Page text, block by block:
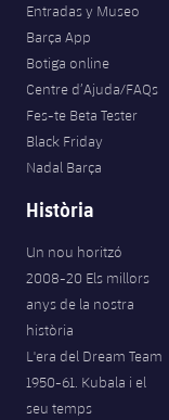
Entradas y Museo
Barça App
Botiga online
Centre d’Ajuda/FAQs
Fes-te Beta Tester
Black Friday
Nadal Barça
Història
Un nou horitzó
2008-20 Els millors
anys de la nostra
història
L'era del Dream Team
1950-61. Kubala i el
seu temps